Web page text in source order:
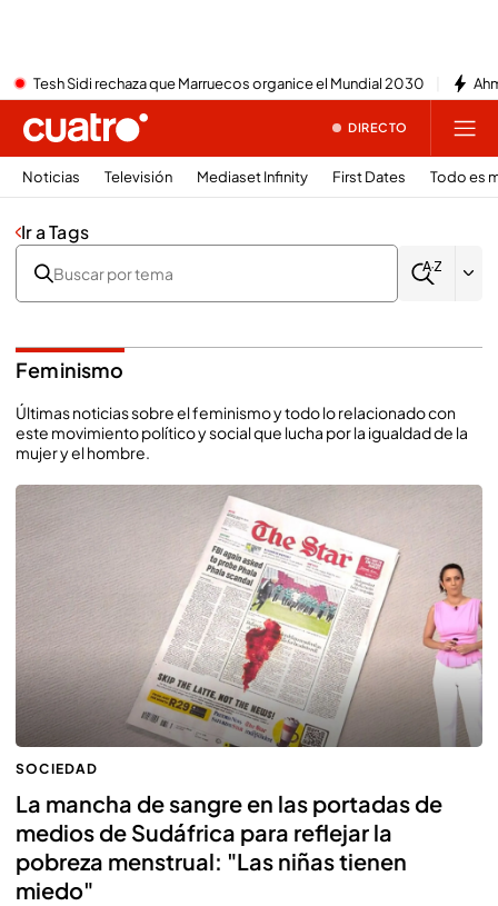
Tesh Sidi rechaza que Marruecos organice el Mundial 2030
DIRECTO
Noticias Televisión Mediaset Infinity First Dates Todo es
Ir a Tags
Feminismo
Últimas noticias sobre el feminismo y todo lo relacionado con
este movimiento político y social que lucha por la igualdad de la
mujer y el hombre.
SOCIEDAD
La mancha de sangre en las portadas de
medios de Sudáfrica para reflejar la
pobreza menstrual: "Las niñas tienen
miedo"